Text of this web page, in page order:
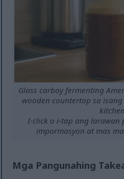
Glass carboy fermenting
wooden countertop sa
I-click o i-tap ang larawan
impormasyon at mas
Mga Pangunahing